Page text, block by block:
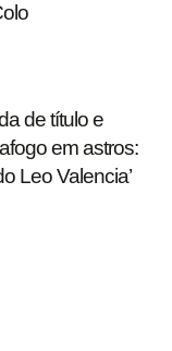
de título e
em astros:
Leo Valencia’